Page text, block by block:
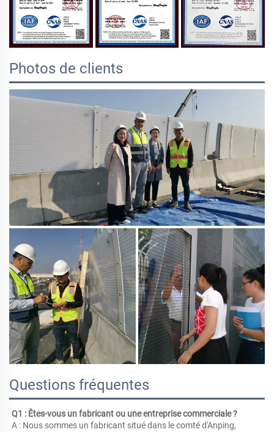
Photos de clients
Questions fréquentes
Q1 : Êtes-vous un fabricant ou une entreprise commerciale ?
A : Nous sommes un fabricant situé dans le comté d'Anping,